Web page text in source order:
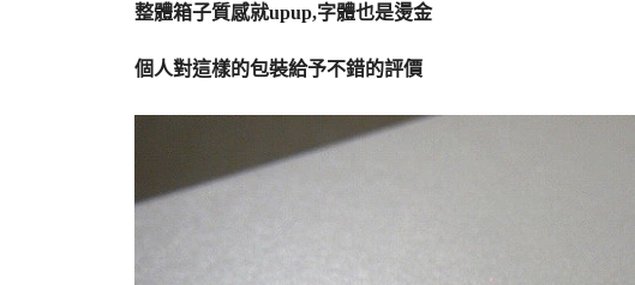
整體箱子質感就upup,字體也是燙金
個人對這樣的包裝給予不錯的評價